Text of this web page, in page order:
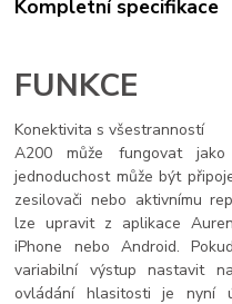
Kompletní specifikace
FUNKCE
Konektivita s všestranností
A200 může fungovat
jednoduchost může být
zesilovači nebo aktivnímu
lze upravit z aplikace
iPhone nebo Android.
variabilní výstup nastavit
ovládání hlasitosti je nyní